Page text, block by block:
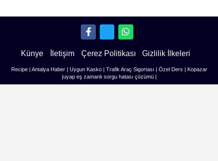
Künye İletişim Çerez Politikası Gizlilik İlkeleri
Recipe| Antalya Haber| Uygun Kasko| Trafik Araç Sigortası Özel Ders
Kopazar
uyap eş zamanlı sorgu hatası çözümü|